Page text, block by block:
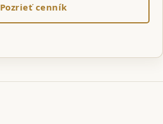
Pozrieť cenník